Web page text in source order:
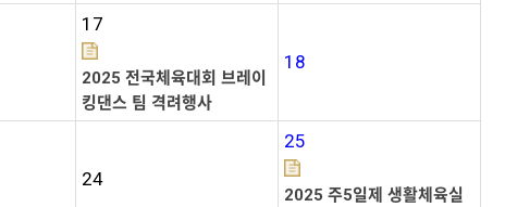
17
2025 전국체육대회 브레이
킹댄스 팀 격려행사
18
24
25
2025 주5일제 생활체육실